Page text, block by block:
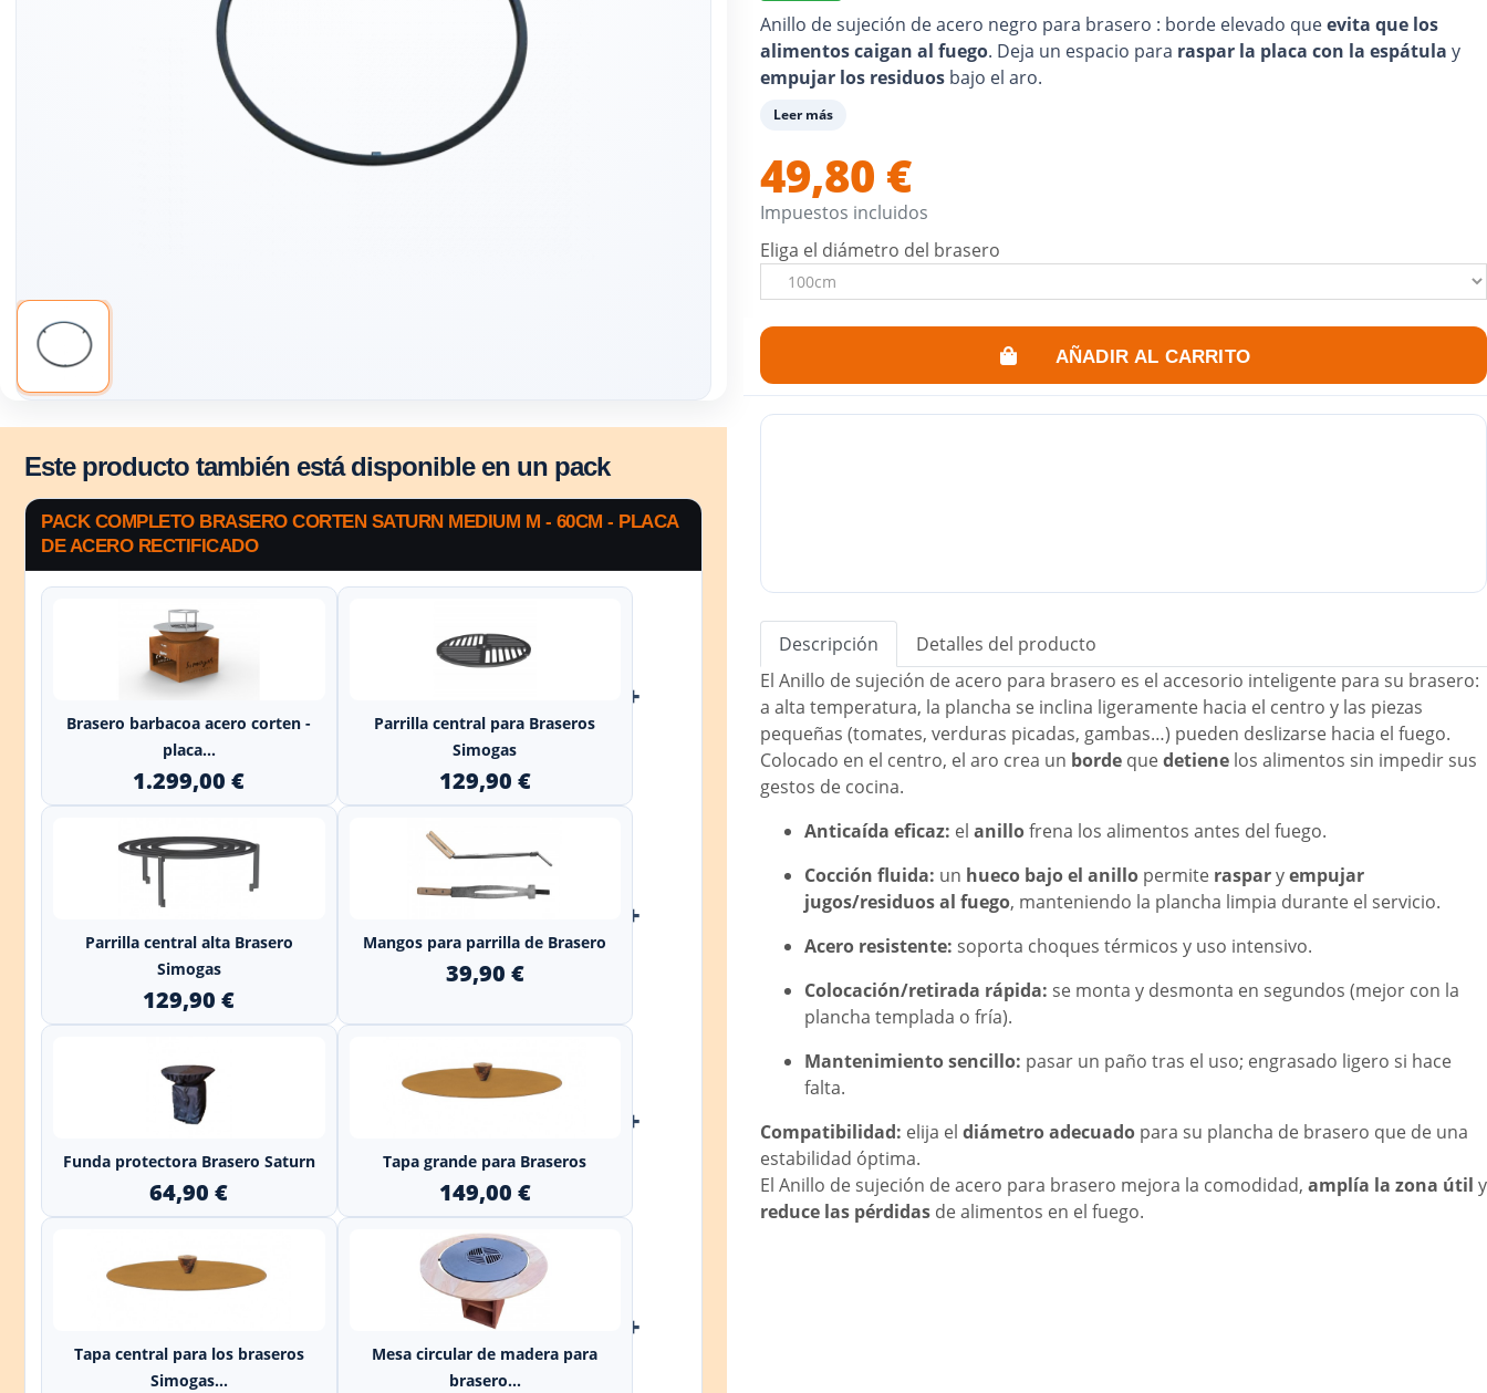
Anillo de sujeción de acero negro para brasero : borde elevado queevita que los
alimentos caigan al fuego. Deja un espacio para raspar la placa con la espátula y
empujar los residuos bajo el aro.
Leer más
49,80 €
Impuestos incluidos
Eliga el diámetro del brasero
AÑADIR AL CARRITO
Descripción
Detalles del producto
El Anillo de sujeción de acero para brasero es el accesorio inteligente para su brasero:
a alta temperatura, la plancha se inclina ligeramente hacia el centro y las piezas
pequeñas (tomates, verduras picadas, gambas…) pueden deslizarse hacia el fuego.
Colocado en el centro, el aro crea un borde quedetiene los alimentos sin impedir sus
gestos de cocina.
Anticaída eficaz: el anillofrena los alimentos antes del fuego.
Cocción fluida: un hueco bajo el anillo permite rasparyempujar
jugos/residuos al fuego, manteniendo la plancha limpia durante el servicio.
Acero resistente: soporta choques térmicos y uso intensivo.
Colocación/retirada rápida: se monta y desmonta en segundos (mejor con la
plancha templada o fría).
Mantenimiento sencillo: pasar un paño tras el uso; engrasado ligero si hace
falta.
Compatibilidad: elija el diámetro adecuado para su plancha de brasero que de una
estabilidad óptima.
El Anillo de sujeción de acero para brasero mejora la comodidad, amplía la zona útil y
reduce las pérdidas de alimentos en el fuego.
Este producto también está disponible en un pack
PACK COMPLETO BRASERO CORTEN SATURN MEDIUM M - 60CM - PLACA
DE ACERO RECTIFICADO
Brasero barbacoa acero corten -
placa...
1.299,00 €
Parrilla central para Braseros
Simogas
129,90 €
+
Parrilla central alta Brasero
Simogas
129,90 €
Mangos para parrilla de Brasero
39,90 €
+
Funda protectora Brasero Saturn
64,90 €
Tapa grande para Braseros
149,00 €
+
Tapa central para los braseros
Simogas...
Mesa circular de madera para
brasero...
+